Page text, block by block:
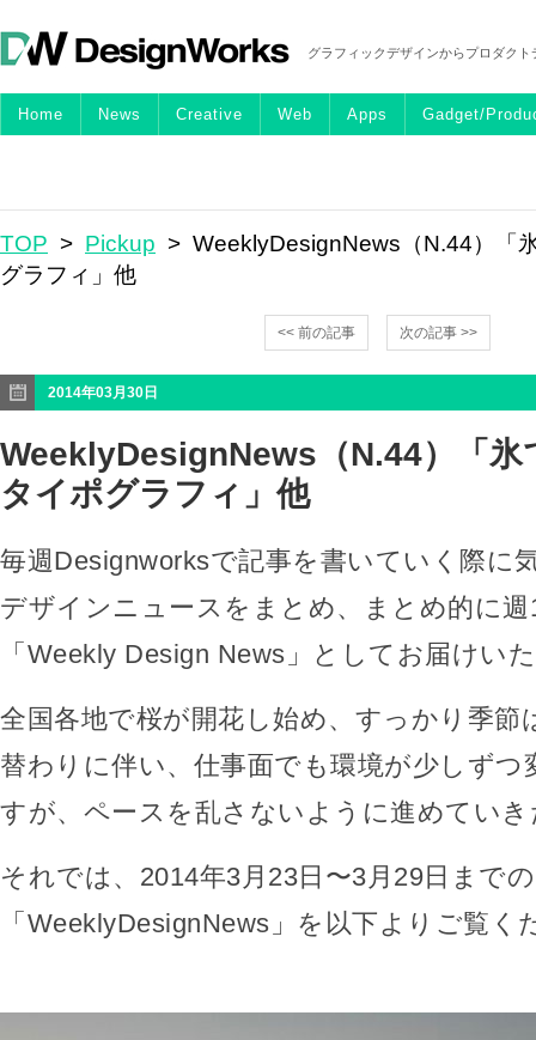
グラフィックデザインからプロダク
Home News Creative Web Apps Gadget/
TOP > Pickup > WeeklyDesignNews（N.44）「
グラフィ」他
<< 前の記事 次の記事 >>
2014年03月30日
WeeklyDesignNews（N.44）「氷
タイポグラフィ」他
毎週Designworksで記事を書いていく際に
デザインニュースをまとめ、まとめ的に週
「Weekly Design News」としてお届けい
全国各地で桜が開花し始め、すっかり季節
替わりに伴い、仕事面でも環境が少しずつ
すが、ペースを乱さないように進めてい
それでは、2014年3月23日〜3月29日までの
「WeeklyDesignNews」を以下よりご覧く